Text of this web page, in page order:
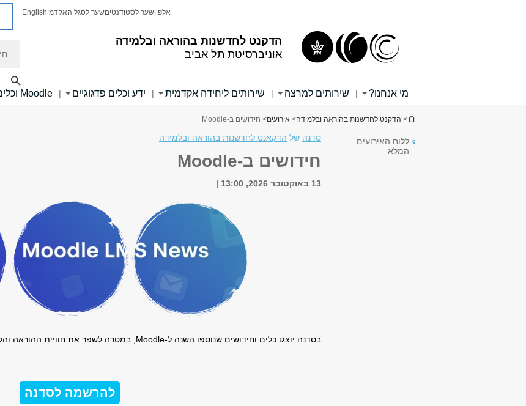
הדקנט לחדשנות בהוראה ובלמידה
אוניברסיטת תל אביב
אלפוןשער לסטודנטיםשער לסגל האקדמיEnglish
מי אנחנו? | שירותים למרצה | שירותים ליחידה אקדמית | ידע וכלים פדגוגיים | Moodle וכלים דיגיטליים
הינך נמצא כאן
> הדקנט לחדשנות בהוראה ובלמידה> אירועים> חידושים ב-Moodle
ללוח האירועים
המלא
סדנה של הדקאנט לחדשנות בהוראה ובלמידה
חידושים ב-Moodle
13 באוקטובר 2026, 13:00
בסדנה יוצגו כלים וחידושים שנוספו השנה ל-Moodle, במטרה לשפר את חוויית ההוראה והלמידה באתר הקורס.
להרשמה לסדנה